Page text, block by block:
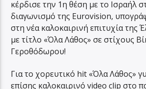
κέρδισε την 1η θέση με το Ισραήλ
διαγωνισμό της Eurovision,
στη νέα καλοκαιρινή επιτυχία της
με τίτλο «Όλα Λάθος» σε στίχους
Γεροθόδωρου!
Για το χορευτικό hit «Όλα Λάθος»
επίσης καλοκαιρινό video clip στο